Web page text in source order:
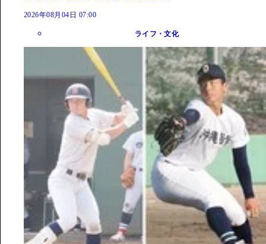
2026年08月04日 07:00
ライフ・文化